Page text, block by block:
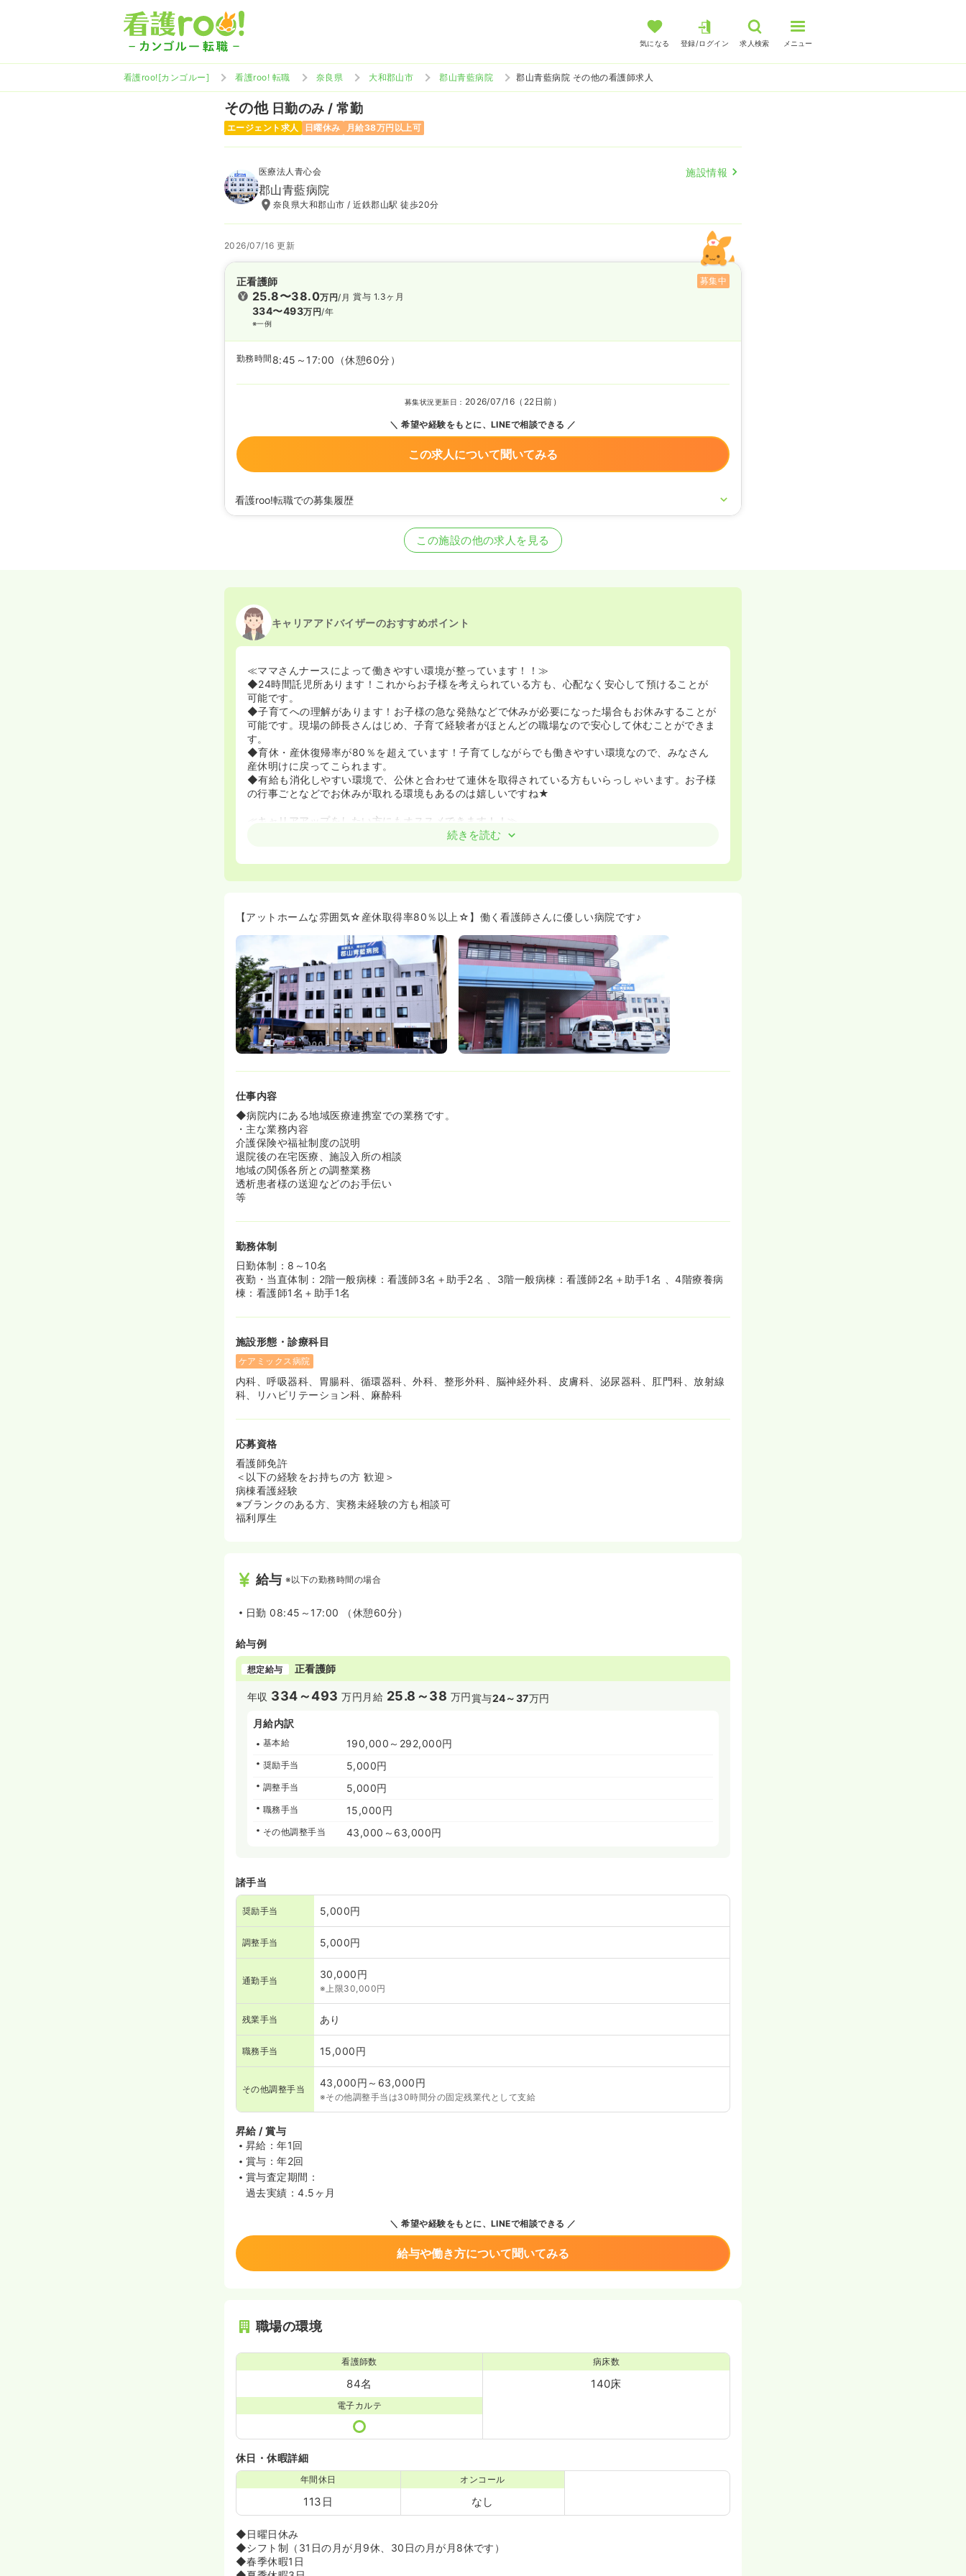
気になる 登録/ログイン 求人検索 メニュー
看護roo![カンゴルー] 看護roo! 転職 奈良県 大和郡山市 郡山青藍病院 郡山青藍病院 その他の看護師求人
その他日勤のみ / 常勤
エージェント求人 日曜休み 月給38万円以上可
医療法人青心会 施設情報
郡山青藍病院
奈良県大和郡山市 / 近鉄郡山駅 徒歩20分
2026/07/16 更新
正看護師 募集中
25.8〜38.0万円/月
334〜493万円/年
※一例
賞与 1.3ヶ月
勤務時間 8:45～17:00 （休憩60分）
募集状況更新日： 2026/07/16（22日前）
希望や経験をもとに、LINEで相談できる
この求人について聞いてみる
看護roo!転職での募集履歴
この施設の他の求人を見る
キャリアアドバイザーのおすすめポイント
≪ママさんナースによって働きやすい環境が整っています！！≫
◆24時間託児所あります！これからお子様を考えられている方も、心配なく安心して預けることが
可能です。
◆子育てへの理解があります！お子様の急な発熱などで休みが必要になった場合もお休みすることが
可能です。現場の師長さんはじめ、子育て経験者がほとんどの職場なので安心して休むことができま
す。
◆育休・産休復帰率が80％を超えています！子育てしながらでも働きやすい環境なので、みなさん
産休明けに戻ってこられます。
◆有給も消化しやすい環境で、公休と合わせて連休を取得されている方もいらっしゃいます。お子様
の行事ごとなどでお休みが取れる環境もあるのは嬉しいですね★
≪キャリアアップをしたい方にもオススメできます！！≫
◆年間救急件数2,000件を越える2次救急指定の病院で、この郡山市で地域の中核病院として位置づ
脳外科と整形外科に強みをもち、内科～外科まで幅広い診療科目を学ぶことができます。
◆院内研修も月1回講師を招いて行なっています。任意参加で院外の研修も実施していますので、意
て学ぶことができます。
続きを読む
【アットホームな雰囲気☆産休取得率80％以上☆】働く看護師さんに優しい病院です♪
仕事内容
◆病院内にある地域医療連携室での業務です。
・主な業務内容
介護保険や福祉制度の説明
退院後の在宅医療、施設入所の相談
地域の関係各所との調整業務
透析患者様の送迎などのお手伝い
等
勤務体制
日勤体制：8～10名
夜勤・当直体制：2階一般病棟：看護師3名＋助手2名 、3階一般病棟：看護師2名＋助手1名 、4階療養病
棟：看護師1名＋助手1名
施設形態・診療科目
ケアミックス病院
内科、呼吸器科、胃腸科、循環器科、外科、整形外科、脳神経外科、皮膚科、泌尿器科、肛門科、放射線
科、リハビリテーション科、麻酔科
応募資格
看護師免許
＜以下の経験をお持ちの方 歓迎＞
病棟看護経験
※ブランクのある方、実務未経験の方も相談可
福利厚生
給与 ※以下の勤務時間の場合
日勤 08:45～17:00 （休憩60分）
給与例
想定給与 正看護師
年収 334～493 万円 月給 25.8～38 万円賞与24～37万円
月給内訳
基本給 190,000～292,000円
奨励手当 5,000円
調整手当 5,000円
職務手当 15,000円
その他調整手当 43,000～63,000円
諸手当
奨励手当 5,000円
調整手当 5,000円
通勤手当
30,000円
※上限30,000円
残業手当 あり
職務手当 15,000円
その他調整手当
43,000円～63,000円
※その他調整手当は30時間分の固定残業代として支給
昇給 / 賞与
昇給：年1回
賞与：年2回
賞与査定期間：
過去実績：4.5ヶ月
希望や経験をもとに、LINEで相談できる
給与や働き方について聞いてみる
職場の環境
看護師数
84名
病床数
140床
電子カルテ
休日・休暇詳細
年間休日
113日
オンコール
なし
◆日曜日休み
◆シフト制（31日の月が月9休、30日の月が月8休です）
◆春季休暇1日